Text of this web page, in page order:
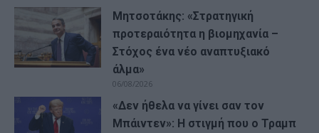
Μητσοτάκης: «Στρατηγική
προτεραιότητα η βιομηχανία –
Στόχος ένα νέο αναπτυξιακό
άλμα»
06/08/2026
«Δεν ήθελα να γίνει σαν τον
Μπάιντεν»: Η στιγμή που ο Τραμπ